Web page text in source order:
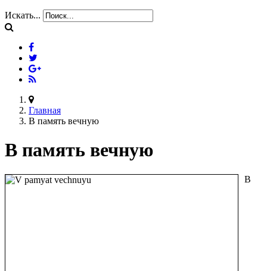
Искать...
Главная
В память вечную
В память вечную
В